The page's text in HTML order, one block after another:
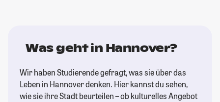
Was geht in Hannover?
Wir haben Studierende gefragt, was sie über das
Leben in Hannover denken. Hier kannst du sehen,
wie sie ihre Stadt beurteilen – ob kulturelles Angebot